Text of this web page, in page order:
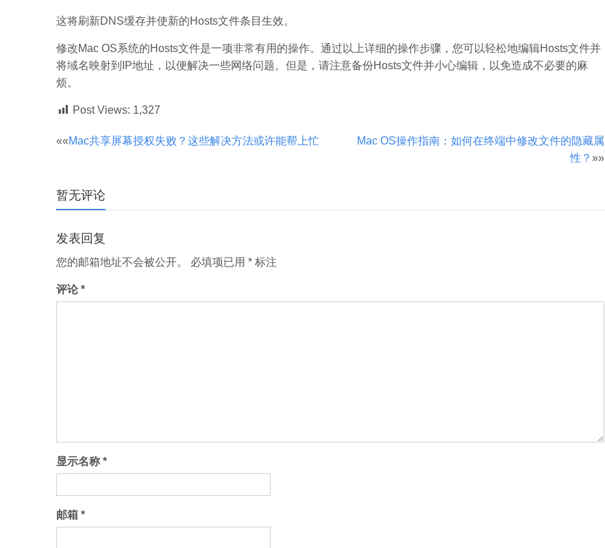
这将刷新DNS缓存并使新的Hosts文件条目生效。
修改Mac OS系统的Hosts文件是一项非常有用的操作。通过以上详细的操作步骤，您可以轻松地编辑Hosts文件并
将域名映射到IP地址，以便解决一些网络问题。但是，请注意备份Hosts文件并小心编辑，以免造成不必要的麻
烦。
Post Views: 1,327
文
章
分
页
««Mac共享屏幕授权失败？这些解决方法或许能帮上忙
Mac OS操作指南：如何在终端中修改文件的隐藏属
性？ »»
暂无评论
发表回复
您的邮箱地址不会被公开。 必填项已用 * 标注
评论*
显示名称 *
邮箱 *